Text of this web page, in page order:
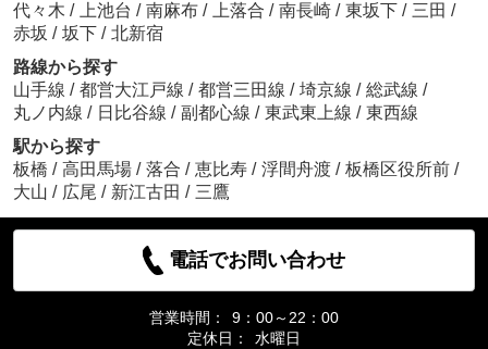
代々木 / 上池台 / 南麻布 / 上落合 / 南長崎 / 東坂下 / 三田 /
赤坂 / 坂下 / 北新宿
路線から探す
山手線 / 都営大江戸線 / 都営三田線 / 埼京線 / 総武線 /
丸ノ内線 / 日比谷線 / 副都心線 / 東武東上線 / 東西線
駅から探す
板橋 / 高田馬場 / 落合 / 恵比寿 / 浮間舟渡 / 板橋区役所前 /
大山 / 広尾 / 新江古田 / 三鷹
電話でお問い合わせ
営業時間：
9：00～22：00
定休日：
水曜日